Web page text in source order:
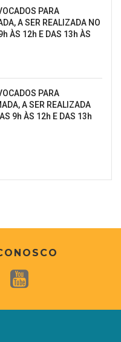
PARA
A SER REALIZADA NO
ÀS 12h E DAS 13h ÀS
PARA
A SER REALIZADA
9h ÀS 12h E DAS 13h